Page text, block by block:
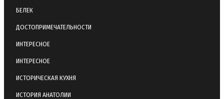
БЕЛЕК
ДОСТОПРИМЕЧАТЕЛЬНОСТИ
ИНТЕРЕСНОЕ
ИНТЕРЕСНОЕ
ИСТОРИЧЕСКАЯ КУХНЯ
ИСТОРИЯ АНАТОЛИИ